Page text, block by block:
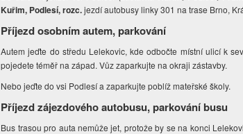
Kuřim, Podlesí, rozc.jezdí autobusy linky 301 na trase Brno,
Příjezd osobním autem, parkování
Autem jeďte do středu Lelekovic, kde odbočte místní ulicí k
pojedete téměř na západ. Vůz zaparkujte na okraji zástavby.
Nebo jeďte do vsi Podlesí a zaparkujte poblíž mateřské školy.
Příjezd zájezdového autobusu, parkování busu
Bus trasou pro auta nemůže jet, protože by se na konci